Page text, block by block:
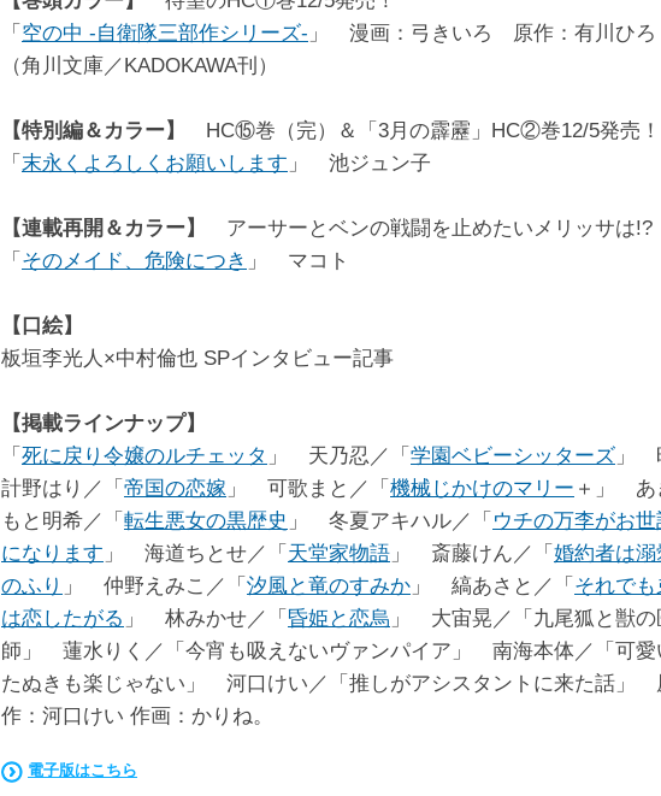
「 空の中 -自衛隊三部作シリーズ- 」 漫画：弓きいろ 原作：有川ひろ
（角川文庫／KADOKAWA刊）
【特別編＆カラー】
HC⑮巻（完）＆「3月の霹靂」HC②巻12/5発売！
「 末永くよろしくお願いします 」 池ジュン子
【連載再開＆カラー】
アーサーとベンの戦闘を止めたいメリッサは!?
「 そのメイド、危険につき 」 マコト
【口絵】
板垣李光人×中村倫也 SPインタビュー記事
【掲載ラインナップ】
「 死に戻り令嬢のルチェッタ 」 天乃忍／「 学園ベビーシッターズ 」
計野はり／「 帝国の恋嫁 」 可歌まと／「 機械じかけのマリー ＋」 あ
もと明希／「 転生悪女の黒歴史 」 冬夏アキハル／「 ウチの万李がお世
になります 」 海道ちとせ／「 天堂家物語 」 斎藤けん／「 婚約者は溺
のふり 」 仲野えみこ／「 汐風と竜のすみか 」 縞あさと／「 それでも
は恋したがる 」 林みかせ／「 昏姫と恋烏 」 大宙晃／「九尾狐と獣の
師」 蓮水りく／「今宵も吸えないヴァンパイア」 南海本体／「可愛
たぬきも楽じゃない」 河口けい／「推しがアシスタントに来た話」
作：河口けい 作画：かりね。
電子版はこちら